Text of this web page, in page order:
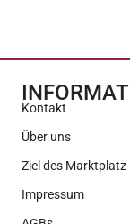
Kontakt
Über uns
Ziel des Marktplatz
Impressum